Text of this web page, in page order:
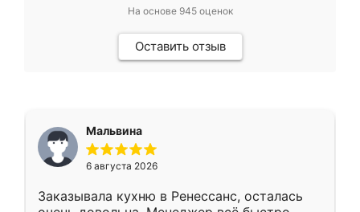
На основе 945оценок
Оставить отзыв
Мальвина
6 августа 2026
Заказывала кухню в Ренессанс, осталась